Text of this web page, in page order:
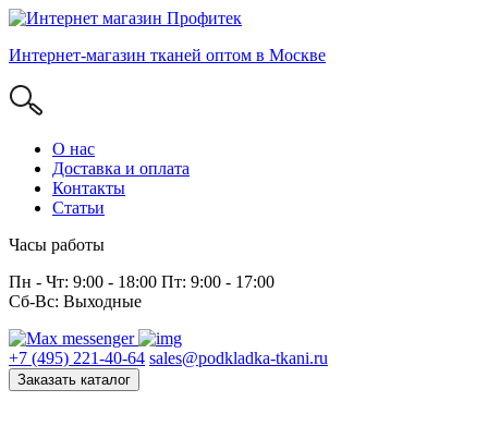
Интернет-магазин тканей оптом в Москве
О нас
Доставка и оплата
Контакты
Статьи
Часы работы
Пн - Чт: 9:00 - 18:00 Пт: 9:00 - 17:00
Сб-Вс: Выходные
+7 (495) 221-40-64 sales@podkladka-tkani.ru
Заказать каталог